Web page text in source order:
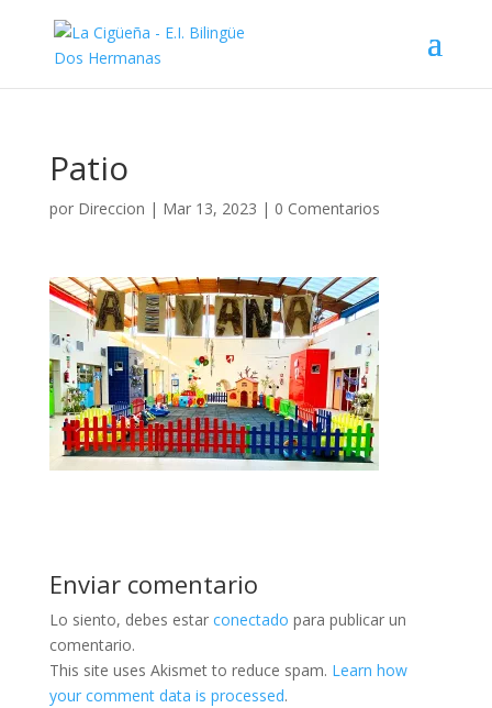
Patio
por Direccion | Mar 13, 2023 | 0 Comentarios
Enviar comentario
Lo siento, debes estar conectado para publicar un
comentario.
This site uses Akismet to reduce spam. Learn how
your comment data is processed.